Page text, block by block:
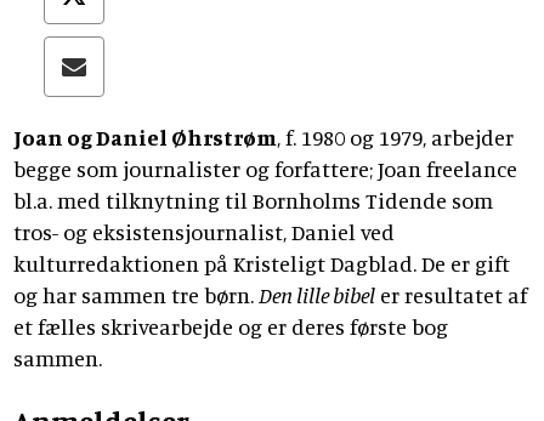
Joan og Daniel Øhrstrøm, f. 1980 og 1979, arbejder
begge som journalister og forfattere; Joan freelance
bl.a. med tilknytning til Bornholms Tidende som
tros- og eksistensjournalist, Daniel ved
kulturredaktionen på Kristeligt Dagblad. De er gift
og har sammen tre børn. Den lille bibel er resultatet af
et fælles skrivearbejde og er deres første bog
sammen.